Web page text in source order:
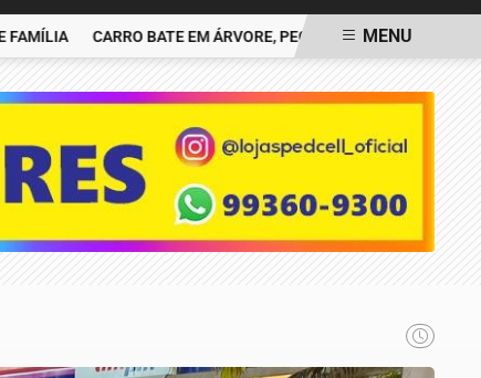
CARRO BATE EM ÁRVORE, PEGA FOGO E MOTORISTA
MENU